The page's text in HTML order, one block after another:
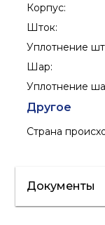
Корпус:
Шток:
Уплотнение
Шар:
Уплотнение
Другое
Страна
Документы